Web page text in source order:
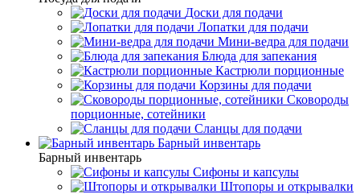
Доски для подачи
Лопатки для подачи
Мини-ведра для подачи
Блюда для запекания
Кастрюли порционные
Корзины для подачи
Сковороды
порционные, сотейники
Сланцы для подачи
Барный инвентарь
Барный инвентарь
Сифоны и капсулы
Штопоры и открывалки